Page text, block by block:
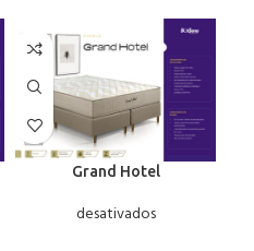
Grand Hotel
desativados